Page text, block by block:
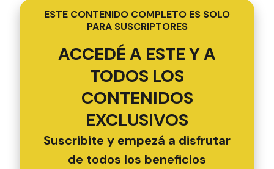
ESTE CONTENIDO COMPLETO ES SOLO
PARA SUSCRIPTORES
ACCEDÉ A ESTE Y A
TODOS LOS
CONTENIDOS
EXCLUSIVOS
Suscribite y empezá a disfrutar
de todos los beneficios